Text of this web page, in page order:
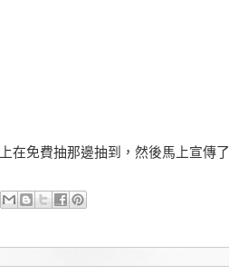
在免費抽那邊抽到，然後馬上宣傳了